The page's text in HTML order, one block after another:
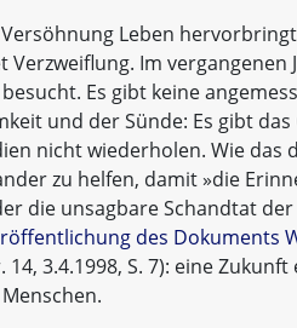
Leben
Im vergangenen
Es gibt keine
und der Sünde: Es gibt
nicht wiederholen. Wie das
zu helfen, damit »die
die unsagbare Schandtat
des Dokuments
14, 3.4.1998, S. 7): eine